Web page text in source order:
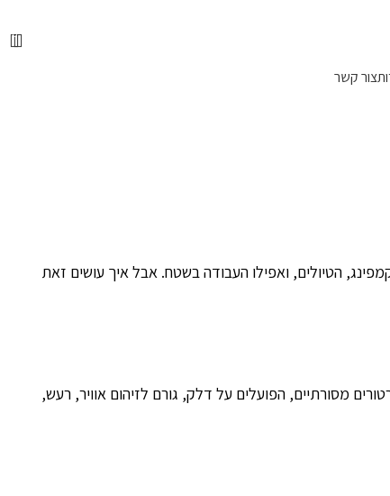
0
צור קשר
הטיולים, ואפילו העבודה בשטח. אבל איך עושים זאת
מסורתיים, הפועלים על דלק, גורם לזיהום אוויר, רעש,